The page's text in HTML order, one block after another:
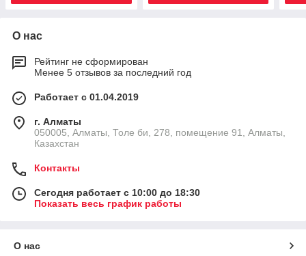
О нас
Рейтинг не сформирован
Менее 5 отзывов за последний год
Работает с 01.04.2019
г. Алматы
050005, Алматы, Толе би, 278, помещение 91, Алматы,
Казахстан
Контакты
Сегодня работает с 10:00 до 18:30
Показать весь график работы
О нас